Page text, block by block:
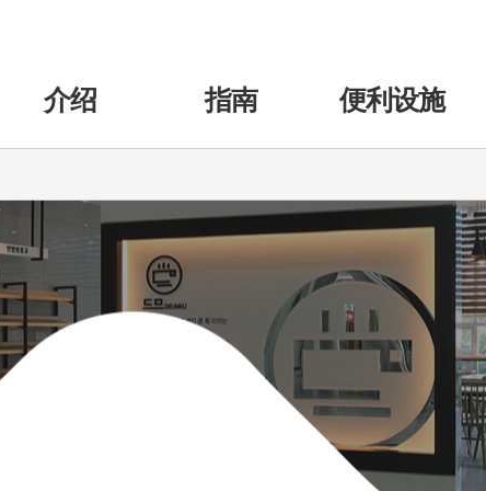
介绍 指南 便利设施